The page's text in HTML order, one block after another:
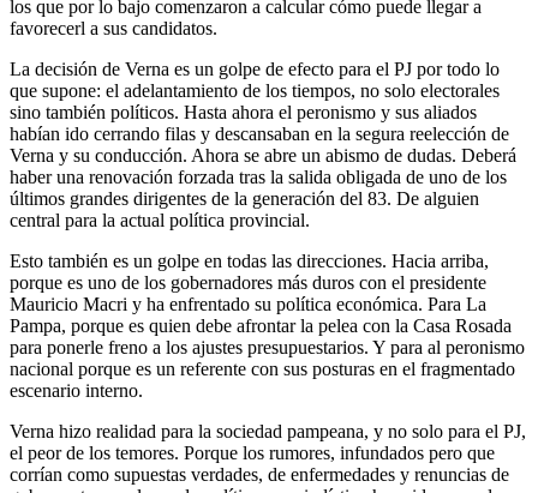
los que por lo bajo comenzaron a calcular cómo puede llegar a
favorecerl a sus candidatos.
La decisión de Verna es un golpe de efecto para el PJ por todo lo
que supone: el adelantamiento de los tiempos, no solo electorales
sino también políticos. Hasta ahora el peronismo y sus aliados
habían ido cerrando filas y descansaban en la segura reelección de
Verna y su conducción. Ahora se abre un abismo de dudas. Deberá
haber una renovación forzada tras la salida obligada de uno de los
últimos grandes dirigentes de la generación del 83. De alguien
central para la actual política provincial.
Esto también es un golpe en todas las direcciones. Hacia arriba,
porque es uno de los gobernadores más duros con el presidente
Mauricio Macri y ha enfrentado su política económica. Para La
Pampa, porque es quien debe afrontar la pelea con la Casa Rosada
para ponerle freno a los ajustes presupuestarios. Y para al peronismo
nacional porque es un referente con sus posturas en el fragmentado
escenario interno.
Verna hizo realidad para la sociedad pampeana, y no solo para el PJ,
el peor de los temores. Porque los rumores, infundados pero que
corrían como supuestas verdades, de enfermedades y renuncias de